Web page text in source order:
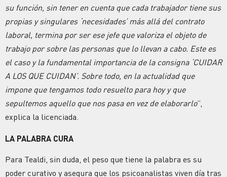
su función, sin tener en cuenta que cada trabajador tiene sus
propias y singulares ‘necesidades’ más allá del contrato
laboral, termina por ser ese jefe que valoriza el objeto de
trabajo por sobre las personas que lo llevan a cabo. Este es
el caso y la fundamental importancia de la consigna ‘CUIDAR
A LOS QUE CUIDAN’. Sobre todo, en la actualidad que
impone que tengamos todo resuelto para hoy y que
sepultemos aquello que nos pasa en vez de elaborarlo”,
explica la licenciada.
LA PALABRA CURA
Para Tealdi, sin duda, el peso que tiene la palabra es su
poder curativo y asegura que los psicoanalistas viven día tras